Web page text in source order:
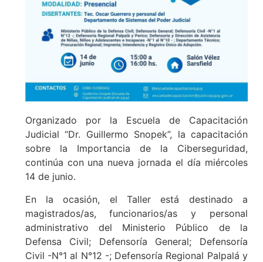
Organizado por la Escuela de Capacitación
Judicial “Dr. Guillermo Snopek”, la capacitación
sobre la Importancia de la Ciberseguridad,
continúa con una nueva jornada el día miércoles
14 de junio.
En la ocasión, el Taller está destinado a
magistrados/as, funcionarios/as y personal
administrativo del Ministerio Público de la
Defensa Civil; Defensoría General; Defensoría
Civil -N°1 al N°12 -; Defensoría Regional Palpalá y